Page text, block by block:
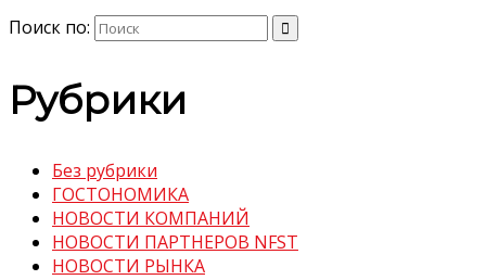
Поиск по:
Рубрики
Без рубрики
ГОСТОНОМИКА
НОВОСТИ КОМПАНИЙ
НОВОСТИ ПАРТНЕРОВ NFST
НОВОСТИ РЫНКА